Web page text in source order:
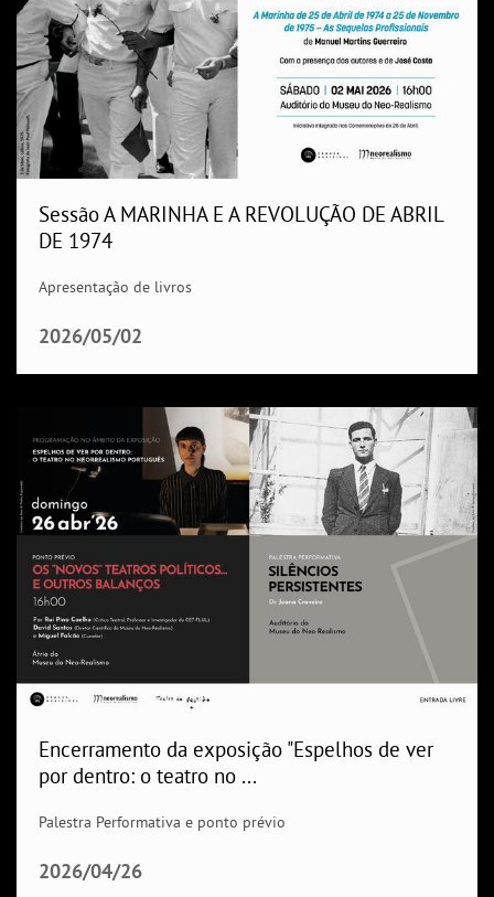
Sessão A MARINHA E A REVOLUÇÃO DE ABRIL
DE 1974
Apresentação de livros
2026/05/02
Encerramento da exposição "Espelhos de ver
por dentro: o teatro no ...
Palestra Performativa e ponto prévio
2026/04/26